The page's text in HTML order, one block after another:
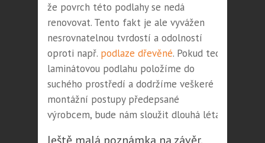
že povrch této podlahy se nedá
renovovat. Tento fakt je ale vyvážen
nesrovnatelnou tvrdostí a odolností
oproti např. podlaze dřevěné. Pokud tedy
laminátovou podlahu položíme do
suchého prostředí a dodržíme veškeré
montážní postupy předepsané
výrobcem, bude nám sloužit dlouhá léta.